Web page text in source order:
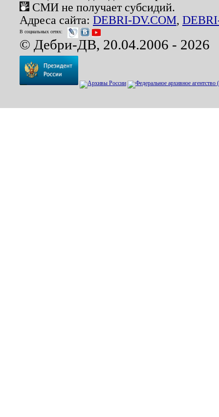
СМИ не получает субсидий.
Адреса сайта: DEBRI-DV.COM,
В социальных сетях:
© Дебри-ДВ, 20.04.2006 - 2026